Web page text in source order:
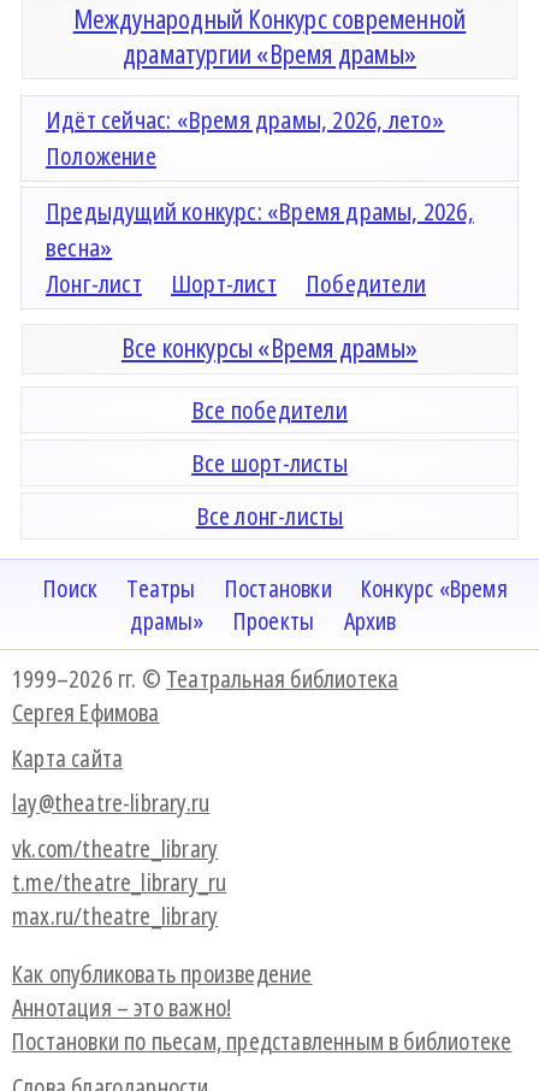
Международный Конкурс современной
драматургии «Время драмы»
Идёт сейчас: «Время драмы, 2026, лето»
Положение
Предыдущий конкурс: «Время драмы, 2026,
весна»
Лонг-лист
Шорт-лист Победители
Все конкурсы «Время драмы»
Все победители
Все шорт-листы
Все лонг-листы
Поиск Театры Постановки
Конкурс «Время
драмы»
Проекты
Архив
1999–2026 гг. © Театральная библиотека
Сергея Ефимова
Карта сайта
lay@theatre-library.ru
vk.com/theatre_library
t.me/theatre_library_ru
max.ru/theatre_library
Как опубликовать произведение
Аннотация – это важно!
Постановки по пьесам, представленным в библиотеке